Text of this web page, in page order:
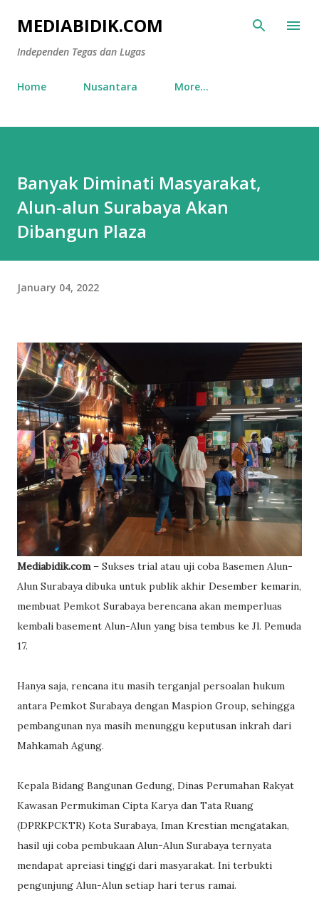
Skip to main content
MEDIABIDIK.COM
Independen Tegas dan Lugas
Home Nusantara More…
Banyak Diminati Masyarakat,
Alun-alun Surabaya Akan
Dibangun Plaza
January 04, 2022
Mediabidik.com– Sukses trial atau uji coba Basemen Alun-
Alun Surabaya dibuka untuk publik akhir Desember kemarin,
membuat Pemkot Surabaya berencana akan memperluas
kembali basement Alun-Alun yang bisa tembus ke Jl. Pemuda
17.
Hanya saja, rencana itu masih terganjal persoalan hukum
antara Pemkot Surabaya dengan Maspion Group, sehingga
pembangunan nya masih menunggu keputusan inkrah dari
Mahkamah Agung.
Kepala Bidang Bangunan Gedung, Dinas Perumahan Rakyat
Kawasan Permukiman Cipta Karya dan Tata Ruang
(DPRKPCKTR) Kota Surabaya, Iman Krestian mengatakan,
hasil uji coba pembukaan Alun-Alun Surabaya ternyata
mendapat apreiasi tinggi dari masyarakat. Ini terbukti
pengunjung Alun-Alun setiap hari terus ramai.